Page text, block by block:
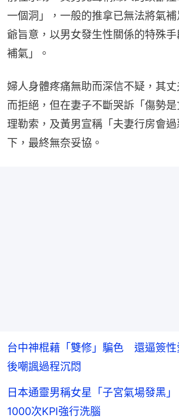
一個洞」，一般的推拿已無法將氣
爺旨意，以男女發生性關係的特殊手
補氣」。
婦人身體疼痛無助而深信不疑，其
而拒絕，但在妻子不斷哭訴「傷勢
理勒索，及黃男宣稱「夫妻行房會
下，最終無奈妥協。
台中神棍藉「雙修」騙色 還逼簽
後嘲諷過程沉悶
日本通靈男稱女星「子宮氣場發黑
1000次KPI強行洗腦